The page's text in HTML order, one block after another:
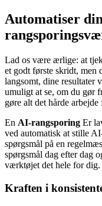
Automatiser
Lad os være ærlige: at
et godt første skridt, men
langsomt, dine resultater
umuligt at se, om du gør
gøre alt det hårde arbejde
En AI-rangsporing Er
ved automatisk at stille
spørgsmål på en
spørgsmål dag efter dag
værktøjet det hele for dig.
Kraften i